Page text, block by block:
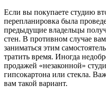
Если вы покупаете студию
перепланировка была
предыдущие владельцы
стен. В противном случае
заниматься этим
тратить время. Иногда
продажей «незаконной»
гипсокартона или стекла.
вам такой вариант.